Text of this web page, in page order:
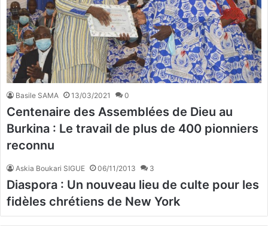
Basile SAMA 13/03/2021 0
Centenaire des Assemblées de Dieu au
Burkina : Le travail de plus de 400 pionniers
reconnu
Askia Boukari SIGUE 06/11/2013 3
Diaspora : Un nouveau lieu de culte pour les
fidèles chrétiens de New York